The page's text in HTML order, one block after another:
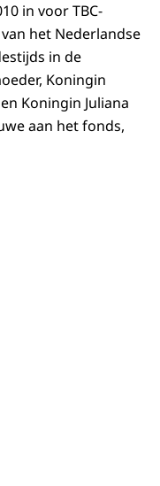
in voor TBC-
het Nederlandse
in de
Koningin
Koningin Juliana
aan het fonds,